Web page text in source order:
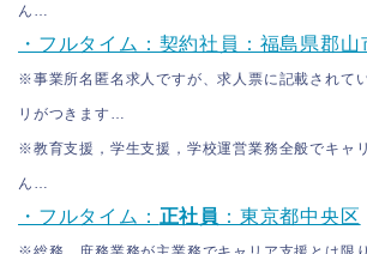
ん…
・フルタイム：契約社員：福島県郡山
※事業所名匿名求人ですが、求人票に記載されて
リがつきます…
※教育支援，学生支援，学校運営業務全般でキャ
ん…
・フルタイム： 正社員 ：東京都中央区